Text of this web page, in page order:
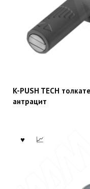
K-PUSH TECH
антрацит